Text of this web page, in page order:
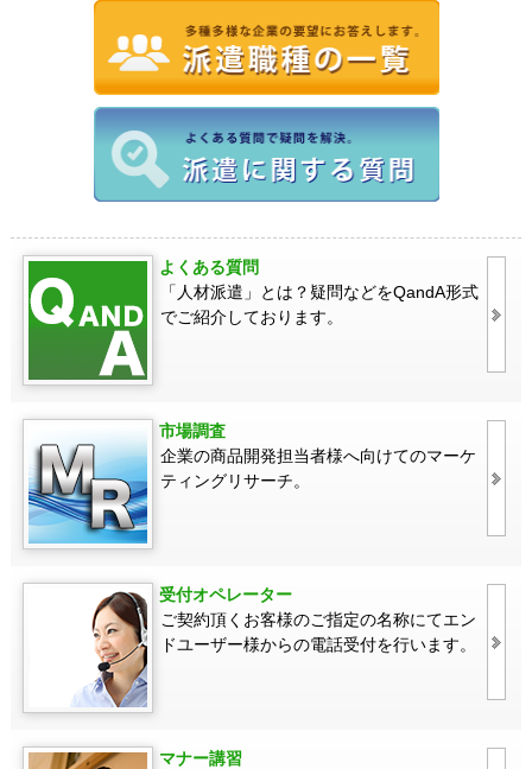
よくある質問
「人材派遣」とは？疑問などをQandA形式
でご紹介しております。
市場調査
企業の商品開発担当者様へ向けてのマーケ
ティングリサーチ。
受付オペレーター
ご契約頂くお客様のご指定の名称にてエン
ドユーザー様からの電話受付を行います。
マナー講習